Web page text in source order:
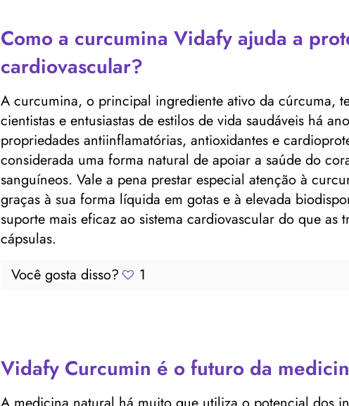
Como a curcumina Vidafy ajuda a
cardiovascular?
A curcumina, o principal ingrediente ativo da cúrcuma,
cientistas e entusiastas de estilos de vida saudáveis ​​há
propriedades antiinflamatórias, antioxidantes e
considerada uma forma natural de apoiar a saúde do
sanguíneos. Vale a pena prestar especial atenção à
graças à sua forma líquida em gotas e à elevada
suporte mais eficaz ao sistema cardiovascular do que as
cápsulas.
Você gosta disso?
1
Vidafy Curcumin é o futuro da